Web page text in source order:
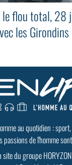
GoodMood #15
flou total, 28
les Girondins
au quotidien :
passions de l'homme
site du groupe